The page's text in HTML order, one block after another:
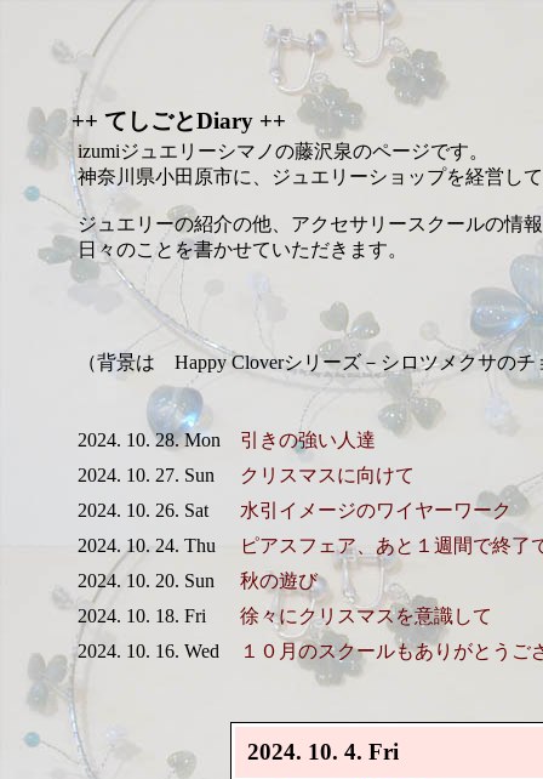
++ てしごとDiary ++
izumiジュエリーシマノの藤沢泉のページです。
神奈川県小田原市に、ジュエリーショップを経営し
ジュエリーの紹介の他、アクセサリースクールの情
日々のことを書かせていただきます。
（背景は Happy Cloverシリーズ－シロツメクサのチ
2024. 10. 28. Mon
引きの強い人達
2024. 10. 27. Sun
クリスマスに向けて
2024. 10. 26. Sat
水引イメージのワイヤーワーク
2024. 10. 24. Thu
ピアスフェア、あと１週間で終了
2024. 10. 20. Sun
秋の遊び
2024. 10. 18. Fri
徐々にクリスマスを意識して
2024. 10. 16. Wed
１０月のスクールもありがとうご
2024. 10. 4. Fri